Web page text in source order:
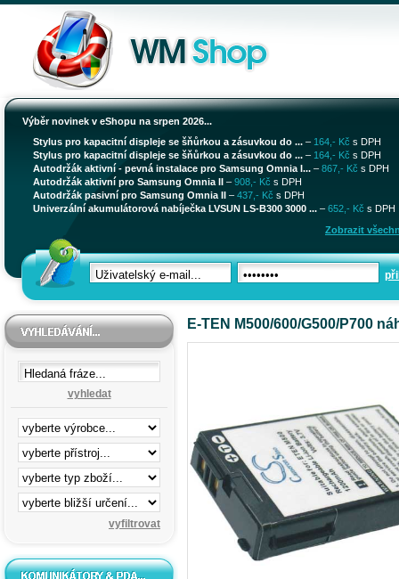
Výběr novinek v eShopu na srpen 2026...
Stylus pro kapacitní displeje se šňůrkou a zásuvkou do ... – 164,- Kč s DPH
Stylus pro kapacitní displeje se šňůrkou a zásuvkou do ... – 164,- Kč s DPH
Autodržák aktivní - pevná instalace pro Samsung Omnia I... – 867,- Kč s DPH
Autodržák aktivní pro Samsung Omnia II – 908,- Kč s DPH
Autodržák pasivní pro Samsung Omnia II – 437,- Kč s DPH
Univerzální akumulátorová nabíječka LVSUN LS-B300 3000 ... – 652,- Kč s DPH
Zobrazit
vyhledat
E-TEN M500/600/G500/P700